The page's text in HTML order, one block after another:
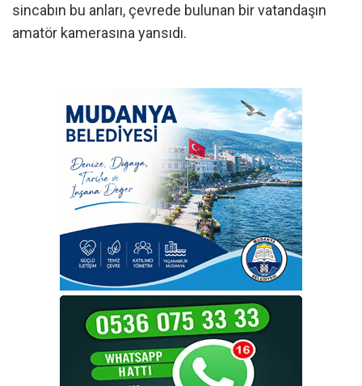
sincabın bu anları, çevrede bulunan bir vatandaşın
amatör kamerasına yansıdı.